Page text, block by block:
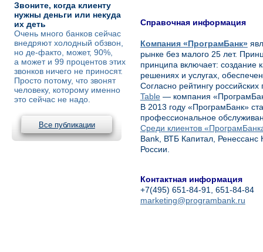
Звоните, когда клиенту
нужны деньги или некуда
их деть
Очень много банков сейчас
внедряют холодный обзвон,
но де-факто, может, 90%,
а может и 99 процентов этих
звонков ничего не приносят.
Просто потому, что звонят
человеку, которому именно
это сейчас не надо.
Все публикации
Справочная информация
Компания «ПрограмБанк»
рынке без малого 25 лет.
принципа включает: создание
решениях и услугах,
Согласно рейтингу
Table— компания
В 2013 году «ПрограмБанк»
профессиональное
Среди клиентов
Bank, ВТБ Капитал, Ренессанс
России.
Контактная информация
+7(495) 651-84-91, 651-84-84
marketing@programbank.ru